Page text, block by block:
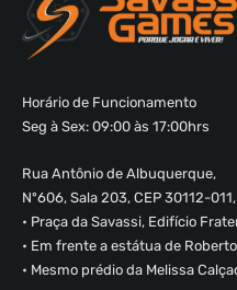
Horário de Funcionamento
Seg à Sex: 09:00 às 17:00hrs
Rua Antônio de Albuquerque,
Nº606, Sala 203, CEP 30112-
• Praça da Savassi, Edifício
• Em frente a estátua de
• Mesmo prédio da Melissa